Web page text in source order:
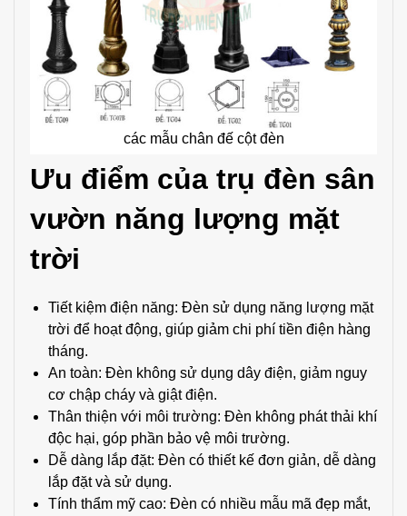
các mẫu chân đế cột đèn
Ưu điểm của trụ đèn sân
vườn năng lượng mặt
trời
Tiết kiệm điện năng: Đèn sử dụng năng lượng mặt
trời để hoạt động, giúp giảm chi phí tiền điện hàng
tháng.
An toàn: Đèn không sử dụng dây điện, giảm nguy
cơ chập cháy và giật điện.
Thân thiện với môi trường: Đèn không phát thải khí
độc hại, góp phần bảo vệ môi trường.
Dễ dàng lắp đặt: Đèn có thiết kế đơn giản, dễ dàng
lắp đặt và sử dụng.
Tính thẩm mỹ cao: Đèn có nhiều mẫu mã đẹp mắt,